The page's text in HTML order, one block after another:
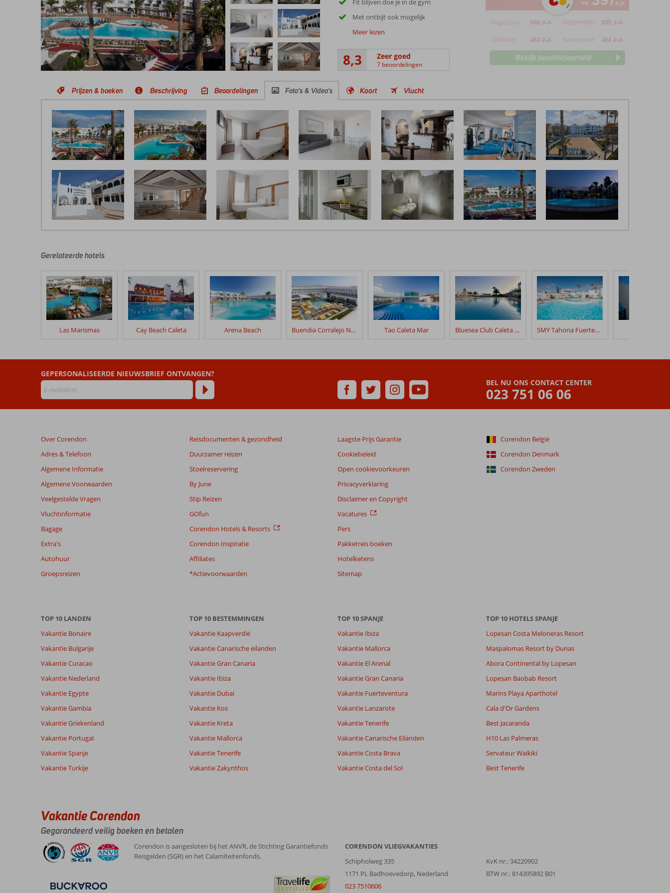
Fit blijven doe je in de gym
Met ontbijt ook mogelijk
Meer lezen
8,3 Zeer goed
7 beoordelingen
va p.p.
Augustus 586 p.p. September 555 p.p.
Oktober 482 p.p. November 484 p.p.
Bekijk beschikbaarheid
Prijzen & boeken Beschrijving Beoordelingen Foto's & Video's Kaart Vlucht
door
klanten
geschreven
na
hun
verblijf
Bristol
Beoordelingen
die
ouder
zijn
maanden
worden
niet
meer
weergegeven
om
de
relevantie
van
Meer
beoordelingen.
Totale score
Gebaseerd op:
beoordelingen
8,3
Zeer goed
Kamers
7,4
Kindvriendelijk
Ervaringen
van onze
klanten
Taal
Filter reisgezelschap
Sorteren op
7,0
Nederland
Met partner
,
10 maart 2024
stadje
met
prima
restaurants
en
een
boulevard
Prijs/kwaliteit 7
Eten
Kamers
7
Kindvriendelijk
-
Wifi kwaliteit
Gerelateerde hotels
Las Marismas Cay Beach Caleta Arena Beach Buendia Corralejo Nohotel Tao Caleta Mar Bluesea Club Caleta Dorada (ex. Club Caleta Dorada) SMY Tahona Fuerteventura
BEL NU ONS CONTACT CENTER
023 751 06 06
GEPERSONALISEERDE NIEUWSBRIEF ONTVANGEN?
Over Corendon
Adres & Telefoon
Algemene Informatie
Algemene Voorwaarden
Veelgestelde Vragen
Vluchtinformatie
Bagage
Extra's
Autohuur
Groepsreizen
Reisdocumenten & gezondheid
Duurzamer reizen
Stoelreservering
By June
Stip Reizen
GOfun
Corendon Hotels & Resorts
Corendon Inspiratie
Affiliates
*Actievoorwaarden
Laagste Prijs Garantie
Cookiebeleid
Open cookievoorkeuren
Privacyverklaring
Disclaimer en Copyright
Vacatures
Pers
Pakketreis boeken
Hotelketens
Sitemap
Corendon België
Corendon Denmark
Corendon Zweden
TOP 10 LANDEN
Vakantie Bonaire
Vakantie Bulgarije
Vakantie Curacao
Vakantie Nederland
Vakantie Egypte
Vakantie Gambia
Vakantie Griekenland
Vakantie Portugal
Vakantie Spanje
Vakantie Turkije
TOP 10 BESTEMMINGEN
Vakantie Kaapverdië
Vakantie Canarische eilanden
Vakantie Gran Canaria
Vakantie Ibiza
Vakantie Dubai
Vakantie Kos
Vakantie Kreta
Vakantie Mallorca
Vakantie Tenerife
Vakantie Zakynthos
TOP 10 SPANJE
Vakantie Ibiza
Vakantie Mallorca
Vakantie El Arenal
Vakantie Gran Canaria
Vakantie Fuerteventura
Vakantie Lanzarote
Vakantie Tenerife
Vakantie Canarische Eilanden
Vakantie Costa Brava
Vakantie Costa del Sol
TOP 10 HOTELS SPANJE
Lopesan Costa Meloneras Resort
Maspalomas Resort by Dunas
Abora Continental by Lopesan
Lopesan Baobab Resort
Marins Playa Aparthotel
Cala d'Or Gardens
Best Jacaranda
H10 Las Palmeras
Servateur Waikiki
Best Tenerife
Vakantie Corendon
Gegarandeerd veilig boeken en betalen
Corendon is aangesloten bij het ANVR, de Stichting Garantiefonds
Reisgelden (SGR) en het Calamiteitenfonds.
CORENDON VLIEGVAKANTIES
Schipholweg 335
1171 PL Badhoevedorp, Nederland
023 7510606
KvK nr.: 34220902
BTW nr.: 814395892 B01